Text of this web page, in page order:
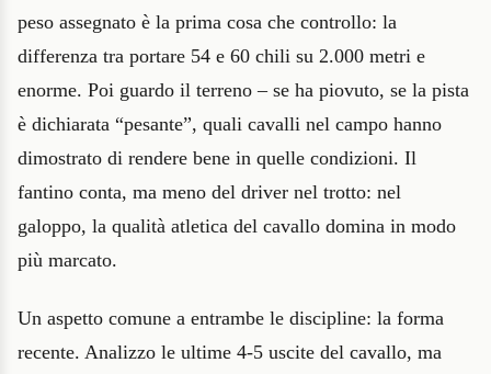
peso assegnato è la prima cosa che controllo: la
differenza tra portare 54 e 60 chili su 2.000 metri e
enorme. Poi guardo il terreno – se ha piovuto, se la pista
è dichiarata “pesante”, quali cavalli nel campo hanno
dimostrato di rendere bene in quelle condizioni. Il
fantino conta, ma meno del driver nel trotto: nel
galoppo, la qualità atletica del cavallo domina in modo
più marcato.
Un aspetto comune a entrambe le discipline: la forma
recente. Analizzo le ultime 4-5 uscite del cavallo, ma